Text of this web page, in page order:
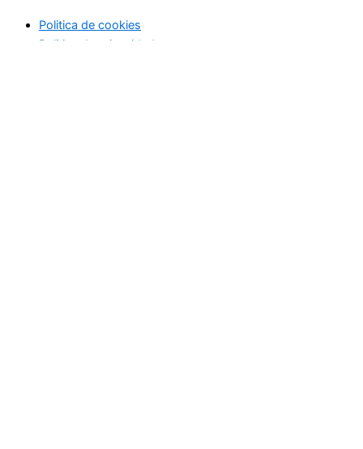
Politica de cookies
Politica de privacidad